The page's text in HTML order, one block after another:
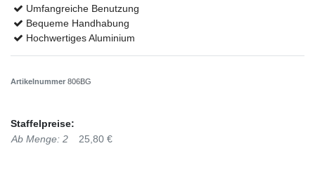
Umfangreiche Benutzung
Bequeme Handhabung
Hochwertiges Aluminium
Artikelnummer 806BG
Staffelpreise:
Ab Menge: 2
25,80 €